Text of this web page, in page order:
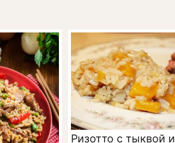
Ризотто с тыквой и